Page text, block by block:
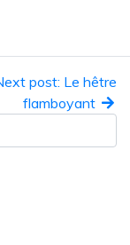
post: Le hêtre
flamboyant